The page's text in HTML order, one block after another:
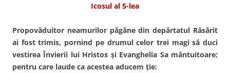
Icosul al 5-lea
Propovăduitor neamurilor păgâne din depărtatul Răsărit
ai fost trimis, pornind pe drumul celor trei magi să duci
vestirea Învierii lui Hristos şi Evanghelia Sa mântuitoare;
pentru care laude ca acestea aducem ţie: